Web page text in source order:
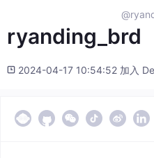
ryanding_brd
2024-04-17 10:54:52 加入